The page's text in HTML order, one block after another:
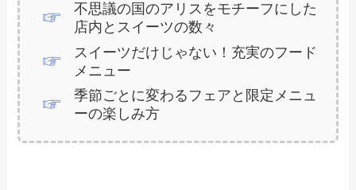
不思議の国のアリスをモチーフにした
店内とスイーツの数々
スイーツだけじゃない！充実のフード
メニュー
季節ごとに変わるフェアと限定メニュ
ーの楽しみ方